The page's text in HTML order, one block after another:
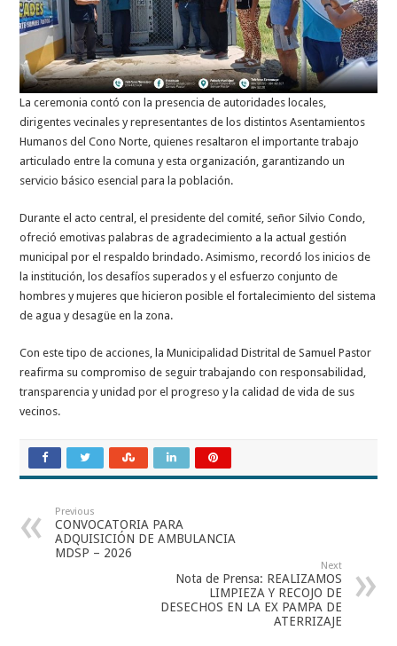
La ceremonia contó con la presencia de autoridades locales,
dirigentes vecinales y representantes de los distintos Asentamientos
Humanos del Cono Norte, quienes resaltaron el importante trabajo
articulado entre la comuna y esta organización, garantizando un
servicio básico esencial para la población.
Durante el acto central, el presidente del comité, señor Silvio Condo,
ofreció emotivas palabras de agradecimiento a la actual gestión
municipal por el respaldo brindado. Asimismo, recordó los inicios de
la institución, los desafíos superados y el esfuerzo conjunto de
hombres y mujeres que hicieron posible el fortalecimiento del sistema
de agua y desagüe en la zona.
Con este tipo de acciones, la Municipalidad Distrital de Samuel Pastor
reafirma su compromiso de seguir trabajando con responsabilidad,
transparencia y unidad por el progreso y la calidad de vida de sus
vecinos.
Previous
CONVOCATORIA PARA
ADQUISICIÓN DE AMBULANCIA
MDSP – 2026
Next
Nota de Prensa: REALIZAMOS
LIMPIEZA Y RECOJO DE
DESECHOS EN LA EX PAMPA DE
ATERRIZAJE